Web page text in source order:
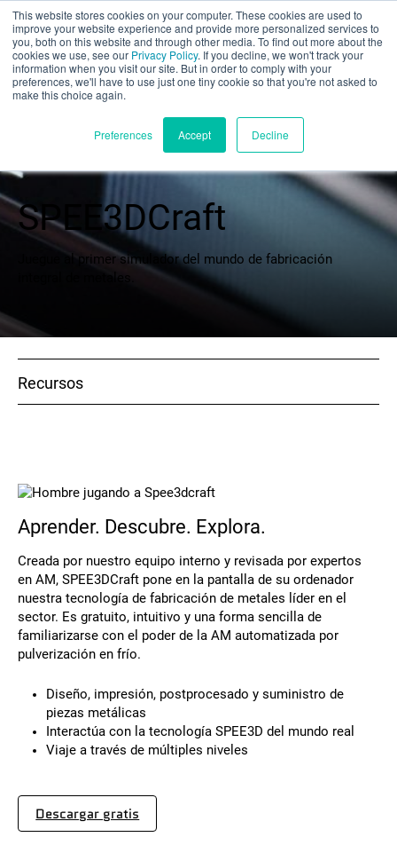
This website stores cookies on your computer. These cookies are used to
improve your website experience and provide more personalized services to
you, both on this website and through other media. To find out more about the
cookies we use, see our Privacy Policy. If you decline, we won't track your
information when you visit our site. But in order to comply with your
preferences, we'll have to use just one tiny cookie so that you're not asked to
make this choice again.
Preferences Accept Decline
Evaluación parcial
Productos
Aplicaciones
Recursos
Síguenos
X Facebook LinkedIn YouTube
SPEE3DCraft
Juegue al primer simulador del mundo de fabricación
Recursos
Aprender. Descubre. Explora.
Creada por nuestro equipo interno y revisada por expertos
en AM, SPEE3DCraft pone en la pantalla de su ordenador
nuestra tecnología de fabricación de metales líder en el
sector. Es gratuito, intuitivo y una forma sencilla de
familiarizarse con el poder de la AM automatizada por
pulverización en frío.
Diseño, impresión, postprocesado y suministro de
piezas metálicas
Interactúa con la tecnología SPEE3D del mundo real
Viaje a través de múltiples niveles
Descargar gratis